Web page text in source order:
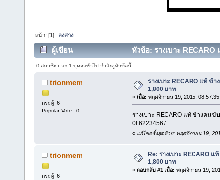
หน้า: [1] ลงล่าง
ผู้เขียน หัวข้อ: รางเบาะ RECARO
0 สมาชิก และ 1 บุคคลทั่วไป กำลังดูหัวข้อนี้
trionmem
กระทู้: 6
Popular Vote : 0
รางเบาะ RECARO แท้ ข้า
1,800 บาท
« เมื่อ: พฤศจิกายน 19, 2015, 08:57:35
รางเบาะ RECARO แท้ ข้างคนขั
0862234567
« แก้ไขครั้งสุดท้าย: พฤศจิกายน 19,
trionmem
กระทู้: 6
Re: รางเบาะ RECARO แ
1,800 บาท
« ตอบกลับ #1 เมื่อ: พฤศจิกายน 19,